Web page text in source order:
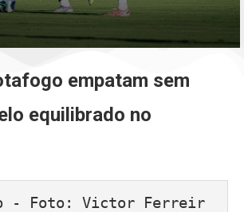
empatam sem
equilibrado no
- Foto: Victor Ferreir